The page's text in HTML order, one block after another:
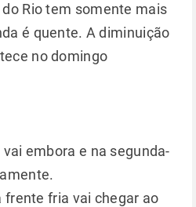
Rio tem somente mais
é quente. A diminuição
no domingo
embora e na segunda-
frente fria vai chegar ao